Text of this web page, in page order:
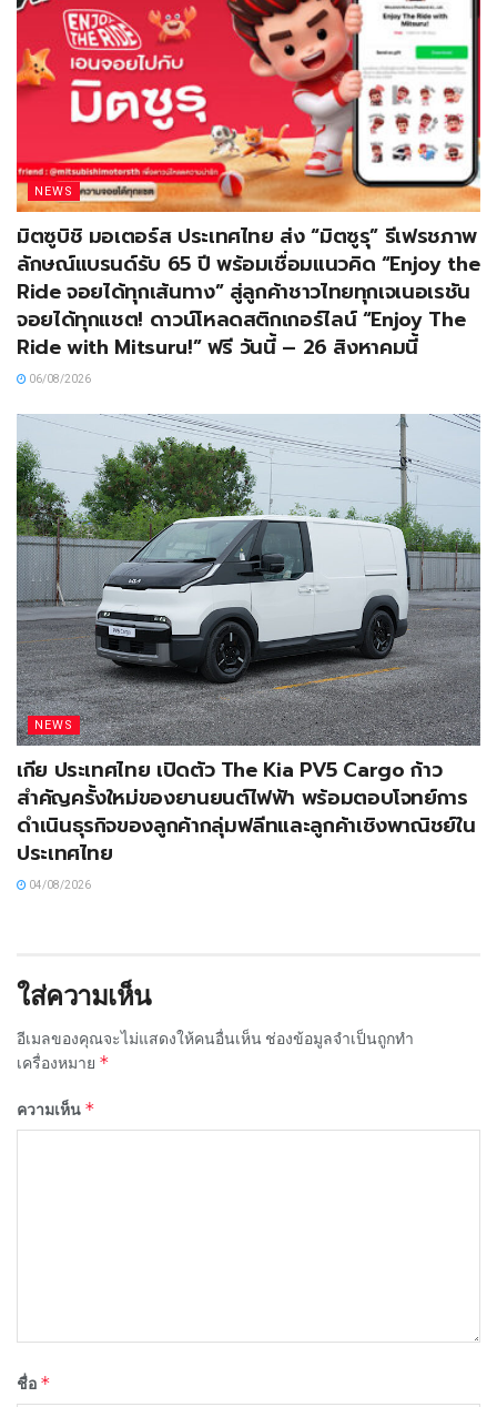
NEWS
มิตซูบิชิ มอเตอร์ส ประเทศไทย ส่ง “มิตซูรุ” รีเฟรชภาพ
ลักษณ์แบรนด์รับ 65 ปี พร้อมเชื่อมแนวคิด “Enjoy the
Ride จอยได้ทุกเส้นทาง” สู่ลูกค้าชาวไทยทุกเจเนอเรชัน
จอยได้ทุกแชต! ดาวน์โหลดสติกเกอร์ไลน์ “Enjoy The
Ride with Mitsuru!” ฟรี วันนี้ – 26 สิงหาคมนี้
06/08/2026
NEWS
เกีย ประเทศไทย เปิดตัว The Kia PV5 Cargo ก้าว
สำคัญครั้งใหม่ของยานยนต์ไฟฟ้า พร้อมตอบโจทย์การ
ดำเนินธุรกิจของลูกค้ากลุ่มฟลีทและลูกค้าเชิงพาณิชย์ใน
ประเทศไทย
04/08/2026
ใส่ความเห็น
อีเมลของคุณจะไม่แสดงให้คนอื่นเห็น ช่องข้อมูลจำเป็นถูกทำ
เครื่องหมาย *
ความเห็น *
ชื่อ *